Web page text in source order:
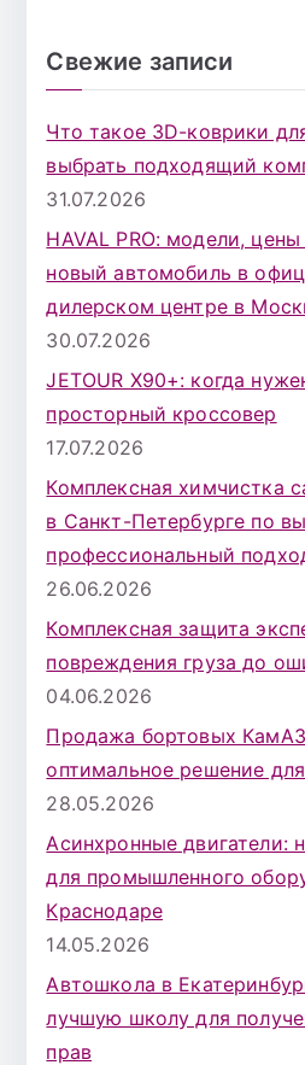
Свежие записи
Что такое 3D-коврики
выбрать подходящий
31.07.2026
HAVAL PRO: модели,
новый автомобиль в
дилерском центре в
30.07.2026
JETOUR X90+: когда
просторный кроссовер
17.07.2026
Комплексная химчистка
в Санкт-Петербурге по
профессиональный
26.06.2026
Комплексная защита
повреждения груза до
04.06.2026
Продажа бортовых
оптимальное решение
28.05.2026
Асинхронные двигатели:
для промышленного
Краснодаре
14.05.2026
Автошкола в
лучшую школу для
прав